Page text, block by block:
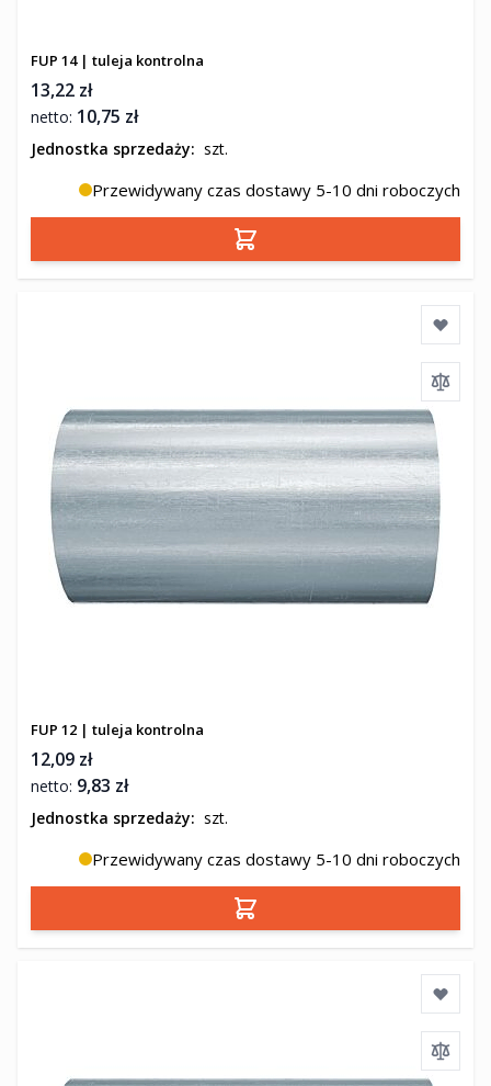
FUP 14 | tuleja kontrolna
13,22 zł
10,75 zł
Jednostka sprzedaży: szt.
Przewidywany czas dostawy 5-10 dni roboczych
Dodaj do koszyka
FUP 12 | tuleja kontrolna
12,09 zł
9,83 zł
Jednostka sprzedaży: szt.
Przewidywany czas dostawy 5-10 dni roboczych
Dodaj do koszyka